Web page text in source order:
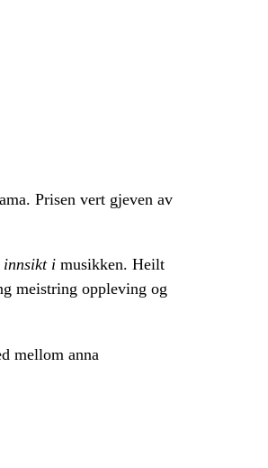
Prisen vert gjeven av
innsikt i musikken. Heilt
meistring oppleving og
mellom anna